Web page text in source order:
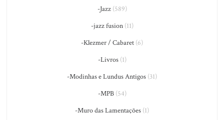
-Jazz(589)
-jazz fusion(11)
-Klezmer / Cabaret (6)
-Livros(1)
-Modinhas e Lundus Antigos (31)
-MPB(54)
-Muro das Lamentações (1)